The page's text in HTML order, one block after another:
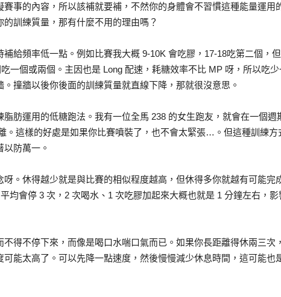
賽事的內容，所以該補就要補，不然你的身體會不習慣這種能量運用
訓練質量，那有什麼不用的理由嗎？
給頻率低一點。例如比賽我大概 9-10K 會吃膠，17-18吃第二個，
一個或兩個。主因也是 Long 配速，耗糖效率不比 MP 呀，所以吃
撞牆以後你後面的訓練質量就直線下降，那就很沒意思。
肪運用的低糖跑法。我有一位全馬 238 的女生跑友，就會在一個週
。這樣的好處是如果你比賽噴裝了，也不會太緊張…。但這種訓練方
防萬一。
呀。休得越少就是與比賽的相似程度越高，但休得多你就越有可能完
均會停 3 次，2 次喝水、1 次吃膠加起來大概也就是 1 分鐘左右，影
得不停下來，而像是喝口水喘口氣而已。如果你長距離得休兩三次
可能太高了。可以先降一點速度，然後慢慢減少休息時間，這可能也